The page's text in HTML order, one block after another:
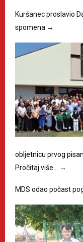
Kuršanec proslavio
spomena →
obljetnicu prvog
Pročitaj više…
→
MDS odao počast